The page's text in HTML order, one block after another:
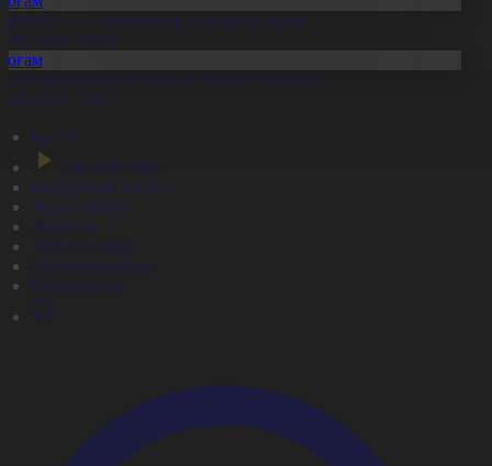
— ел дамуының қозғаушы күші
20:09
импортына уақытша тыйым салынды
20:07
Басты
Тікелей эфир
Бағдарлама кестесі
Жаңалықтар
Жобалар
Телехикаялар
Мультсериалдар
Видеоархив